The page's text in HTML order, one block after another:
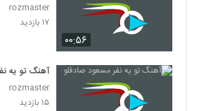
۰۰:۵۶
rozmaster
۱۷ بازدید
آهنگ تو یه
rozmaster
۱۵ بازدید